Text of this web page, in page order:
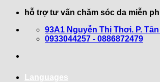
hỗ trợ tư vấn chăm sóc da miễn
93A1 Nguyễn Thị Thơi. P.
0933044257 - 0886872479
Languages